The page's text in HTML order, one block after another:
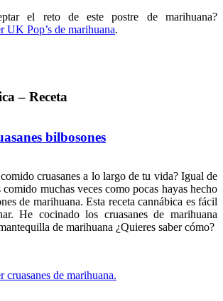
el reto de este postre de marihuana?
UK Pop’s de marihuana.
– Receta
bilbosones
cruasanes a lo largo de tu vida? Igual de
comido muchas veces como pocas hayas hecho
de marihuana. Esta receta cannábica es fácil
He cocinado los cruasanes de marihuana
de marihuana ¿Quieres saber cómo?
cruasanes de marihuana.